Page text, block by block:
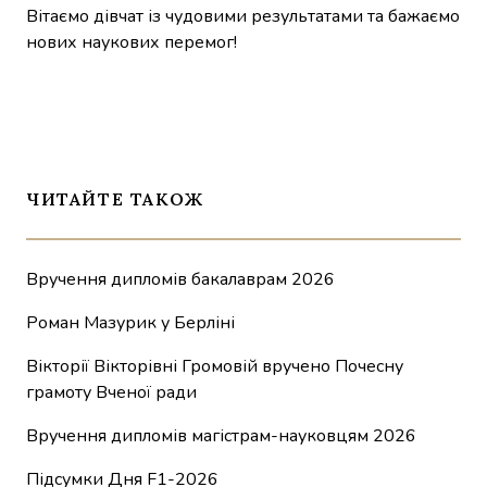
Вітаємо дівчат із чудовими результатами та бажаємо
нових наукових перемог!
ЧИТАЙТЕ ТАКОЖ
Вручення дипломів бакалаврам 2026
Роман Мазурик у Берліні
Вікторії Вікторівні Громовій вручено Почесну
грамоту Вченої ради
Вручення дипломів магістрам-науковцям 2026
Підсумки Дня F1-2026